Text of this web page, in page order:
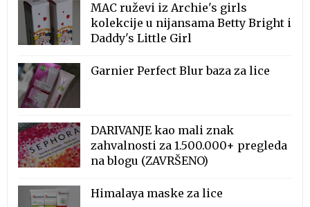
MAC ruževi iz Archie's girls
kolekcije u nijansama Betty Bright i
Daddy's Little Girl
Garnier Perfect Blur baza za lice
DARIVANJE kao mali znak
zahvalnosti za 1.500.000+ pregleda
na blogu (ZAVRŠENO)
Himalaya maske za lice